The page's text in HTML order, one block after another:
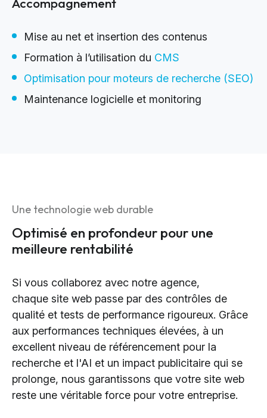
Mise au net et insertion des contenus
Formation à l’utilisation du CMS
Optimisation pour moteurs de recherche (SEO)
Maintenance logicielle et monitoring
Une technologie web durable
Optimisé en profondeur pour une
meilleure rentabilité
Si vous collaborez avec notre agence,
chaque site web passe par des contrôles de
qualité et tests de performance rigoureux. Grâce
aux performances techniques élevées, à un
excellent niveau de référencement pour la
recherche et l'AI et un impact publicitaire qui se
prolonge, nous garantissons que votre site web
reste une véritable force pour votre entreprise.